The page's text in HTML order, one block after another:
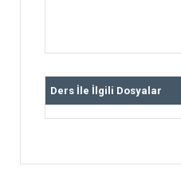
Ders İle İlgili Dosyalar